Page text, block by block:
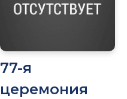
77-я
церемония